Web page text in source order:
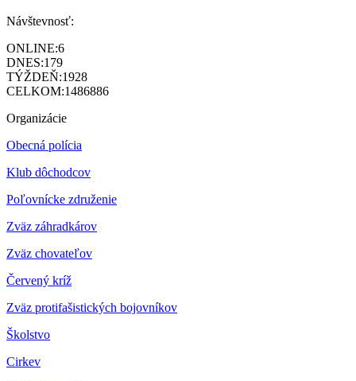
Návštevnosť:
ONLINE:6
DNES:179
TÝŽDEŇ:1928
CELKOM:1486886
Organizácie
Obecná polícia
Klub dôchodcov
Poľovnícke združenie
Zväz záhradkárov
Zväz chovateľov
Červený kríž
Zväz protifašistických bojovníkov
Školstvo
Cirkev